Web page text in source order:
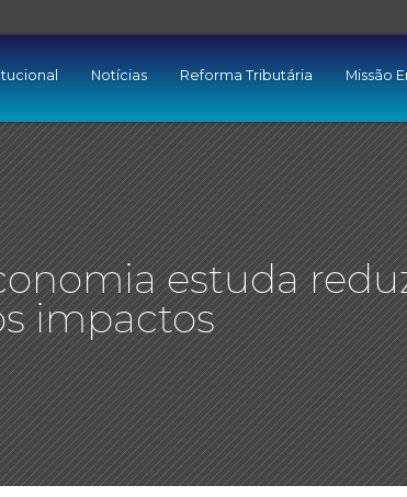
Notícias Reforma Tributária Missão
estuda
impactos